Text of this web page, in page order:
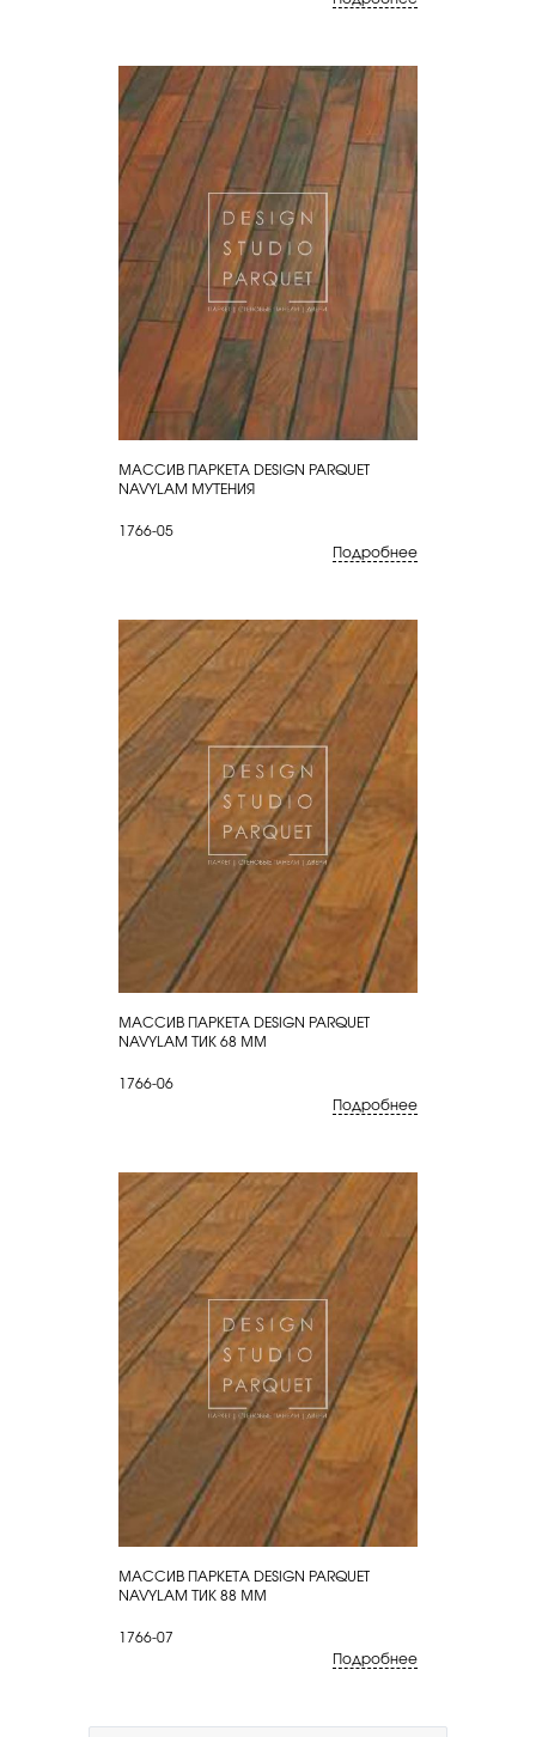
КУПИТЬ
МАССИВ ПАРКЕТА DESIGN PARQUET
NAVYLAM МУТЕНИЯ
1766-05
Подробнее
КУПИТЬ
МАССИВ ПАРКЕТА DESIGN PARQUET
NAVYLAM ТИК 68 ММ
1766-06
Подробнее
КУПИТЬ
МАССИВ ПАРКЕТА DESIGN PARQUET
NAVYLAM ТИК 88 ММ
1766-07
Подробнее